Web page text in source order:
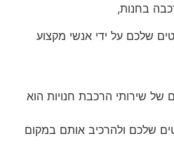
בחנות,
שלכם על ידי אנשי מקצוע
של שירותי הרכבת חנויות הוא
שלכם ולהרכיב אותם במקום